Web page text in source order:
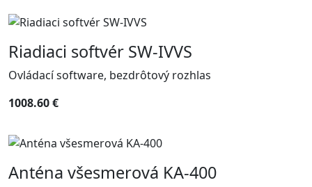
Riadiaci softvér SW-IVVS
Ovládací software, bezdrôtový rozhlas
1008.60 €
Anténa všesmerová KA-400